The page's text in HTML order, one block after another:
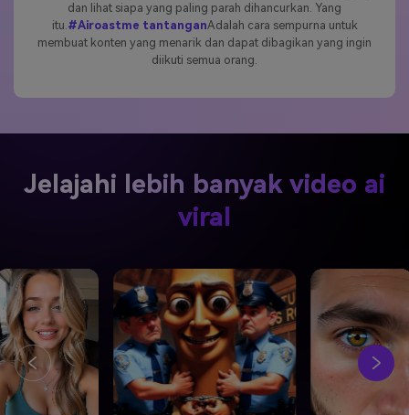
dan lihat siapa yang paling parah dihancurkan. Yang
itu.#Airoastme tantanganAdalah cara sempurna untuk
membuat konten yang menarik dan dapat dibagikan yang ingin
diikuti semua orang.
Jelajahi lebih banyak video ai
viral